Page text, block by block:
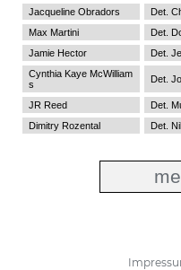
Jacqueline Obradors
Det.
Max Martini
Det.
Jamie Hector
Det.
Cynthia Kaye McWilliam
s
Det.
JR Reed Det.
Dimitry Rozental
Det.